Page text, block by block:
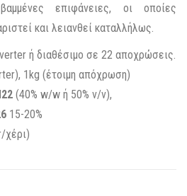
επιφάνειες, οι οποίες
και λειανθεί καταλλήλως.
ή διαθέσιμο σε 22 αποχρώσεις.
1kg (έτοιμη απόχρωση)
(40% w/w ή 50% v/v),
15-20%
χέρι)